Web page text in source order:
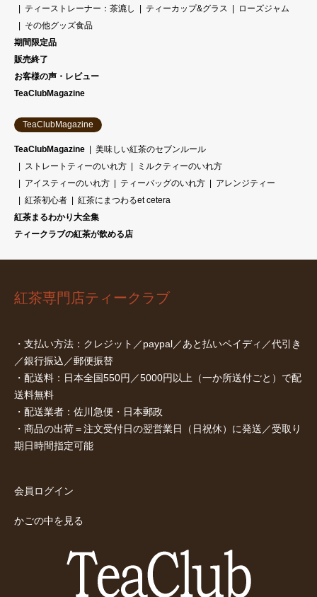
ティーストレーナー：茶漉し
ティーカップ&グラス
ローズジャム
その他グッズ食品
期間限定品
販売終了
お客様の声・レビュー
TeaClubMagazine
TeaClubMagazine
TeaClubMagazine
美味しい紅茶のセブンルール
ストレートティーのいれ方
ミルクティーのいれ方
アイスティーのいれ方
ティーバッグのいれ方
アレンジティー
紅茶初心者
紅茶にまつわるet cetera
紅茶まるわかり大全集
ティークラブの紅茶が飲める店
紅茶専門店ティークラブ
・支払い方法：クレジット／paypal／あと払いペイディ／代引き
／銀行振込／郵便振替
・配送料：日本全国550円／5000円以上（一か所送付ごと）で配
送料無料
・配送業者：佐川急便・日本郵政
・商品の出荷＝注文受付日の翌営業日（日祝休）に発送／受取り
期日時間指定可能
会員ログイン
かごの中を見る